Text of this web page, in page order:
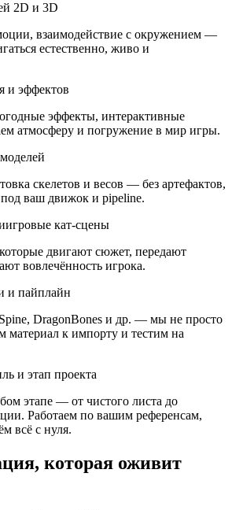
2D и 3D
взаимодействие с окружением —
естественно, живо и
и эффектов
эффекты, интерактивные
атмосферу и погружение в мир игры.
скелетов и весов — без артефактов,
ваш движок и pipeline.
кат-сцены
двигают сюжет, передают
вовлечённость игрока.
и пайплайн
DragonBones и др. — мы не просто
материал к импорту и тестим на
и этап проекта
этапе — от чистого листа до
Работаем по вашим референсам,
всё с нуля.
которая оживит